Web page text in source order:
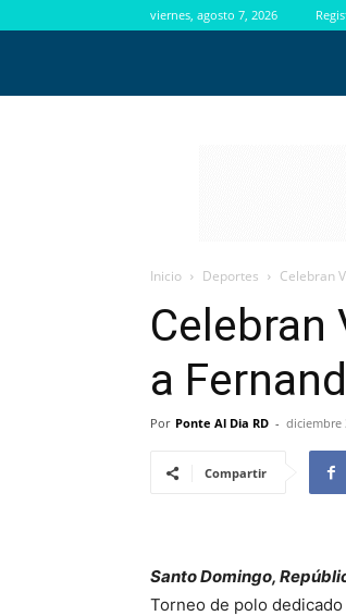
viernes, agosto 7, 2026
Inicio Deportes Celebran
Celebran
a
Por Ponte Al Dia RD - diciembre
Compartir
Santo Domingo,
Torneo de polo